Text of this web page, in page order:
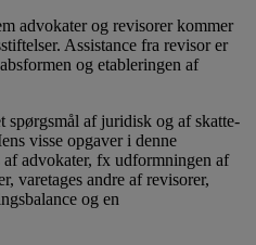
advokater og revisorer kommer
Assistance fra revisor er
og etableringen af
spørgsmål af juridisk og af skatte-
visse opgaver i denne
advokater, fx udformningen af
varetages andre af revisorer,
og en